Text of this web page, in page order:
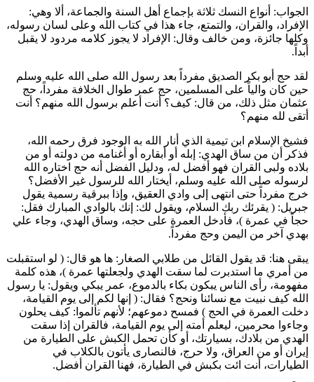
الجواب: أنواع النسك ثلاثة بإجماع أهل السنة والجماعة، ألا وهي:
الإفراد، والقران، والتمتع، جاء هذا في كتاب الله وعلى لسان رسوله،
وكلها جائزة، ومن خالف وقال: الإفراد لا يجوز كلامه مردود لا يقبل
أبداً.
لقد حج أبو بكر الصديق مفرداً بعد رسول الله صلى الله عليه وسلم
حين كان والياً على المسلمين، حج عمر طوال الخلافة مفرداً، حج
عثمان مثل ذلك، من قال: كيف؟ أنت أعلم برسول الله منهم؟ أنت
أتقى لله منهم؟
فشيخ الإسلام ابن تيمية الذي أنار الله به الوجود فرق رحمه الله،
فذكر أن من ساق الهدي: إبله أو أبقاره أو أغنامه من دولته أو من
بلاده ولبى القران فهو أفضل له، ودليل الفضل أنه حج اختاره الله
لرسوله صلى الله عليه وسلم، أيختار الله للرسول غير الأفضل؟
خرج مفرداً حتى انتهى إلى وادي العقيق، وإذا ببرقية رسمية يقول
جبريل: ( يقرئك ربك السلام، ويقول لك: إنك بالوادي المبارك فقل:
حجاً في عمرة )، فأدخل العمرة على حجه، وساق الهدي، وجاء علي
بهدي آخر من اليمن وحج مفرداً.
يبقى هنا: قد يقول القائل من طلابي الصغار: ها هو قال: ( لو استقبلت
من أمري ما استدبرت لما سقت الهدي ولجعلتها عمرة )، هذه كلمة
مفهومة، رأى الناس يبكون بكاء بالدموع، عمر يبكي ويقول: يا رسول
الله كيف نبيت مع نسائنا ونحج؟ فقال: ( إنها لكم إلى يوم القيامة،
دخلت العمرة في الحج ) فمسح دموعهم؛ لأنهم تألموا: كيف يحلون
وجاءوا محرمين، ليعلم أمته إلى يوم القيامة، فالقران إذا سقت
الهدي من بلادك، بسيارتك، أو كأن تحمل الكبش على الطيارة من
إيران أو من العراق، ولا حرج، فالنصارى يأتون بالكلاب في
الطيارات، أنت ائت بكبش في الطيارة، فهنا القران أفضل.